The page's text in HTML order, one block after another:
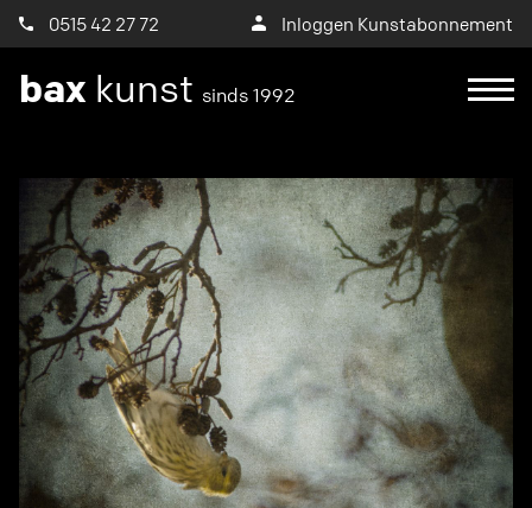
0515 42 27 72 Inloggen Kunstabonnement
bax kunst sinds 1992